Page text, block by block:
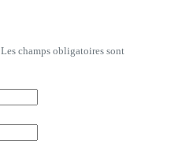
Les champs obligatoires sont